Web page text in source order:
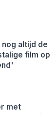
altijd de
film op
met